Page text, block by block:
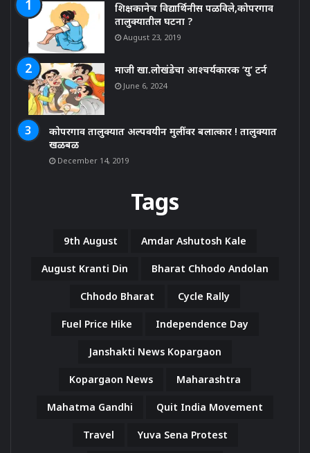
शिक्षकानेच विद्यार्थिनीस पळविले,कोपरगाव
तालुक्यातील घटना ?
August 23, 2019
माजी खा.लोखंडेचा आश्चर्यकारक ‘यु’ टर्न
June 6, 2024
कोपरगाव तालुक्यात अल्पवयीन मुलींवर बलात्कार ! तालुक्यात
खळबळ
December 14, 2019
Tags
9th August Amdar Ashutosh Kale
August Kranti Din Bharat Chhodo Andolan
Chhodo Bharat Cycle Rally
Fuel Price Hike Independence Day
Janshakti News Kopargaon
Kopargaon News Maharashtra
Mahatma Gandhi Quit India Movement
Travel Yuva Sena Protest